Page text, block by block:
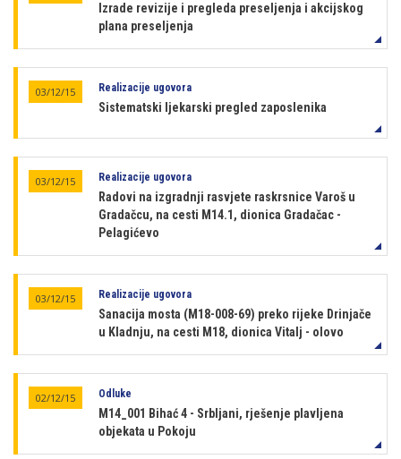
Izrade revizije i pregleda preseljenja i akcijskog
plana preseljenja
03/12/15 Realizacije ugovora
Sistematski ljekarski pregled zaposlenika
03/12/15 Realizacije ugovora
Radovi na izgradnji rasvjete raskrsnice Varoš u
Gradačcu, na cesti M14.1, dionica Gradačac -
Pelagićevo
03/12/15 Realizacije ugovora
Sanacija mosta (M18-008-69) preko rijeke Drinjače
u Kladnju, na cesti M18, dionica Vitalj - olovo
02/12/15 Odluke
M14_001 Bihać 4 - Srbljani, rješenje plavljena
objekata u Pokoju